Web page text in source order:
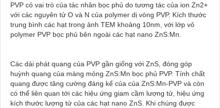
PVP có vai trò của tác nhân bọc phủ do tương tác của ion Zn2+
với các nguyên tử O và N của polymer dị vòng PVP. Kích thước
trung bình các hạt trong ảnh TEM khoảng 10nm, với lớp vỏ
polymer PVP bọc phủ bên ngoài các hạt nano ZnS:Mn.
Các dải phát quang của PVP gần giống với ZnS, đóng góp
huỳnh quang của màng mỏng ZnS:Mn bọc phủ PVP. Tính chất
quang được tăng cường đáng kể của của ZnS:Mn-PVP và còn
có thể liên quan tới các hiệu ứng giam cầm lượng tử, hiệu ứng
kích thước lượng tử của các hạt nano ZnS. Khi chúng được